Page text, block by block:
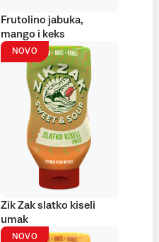
Frutolino jabuka,
mango i keks
NOVO
Zik Zak slatko kiseli
umak
NOVO